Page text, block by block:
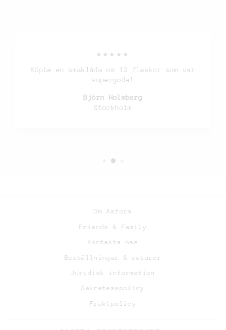
★★★★★
Köpte en smaklåda om 12 flaskor som var
supergoda!
Björn Holmberg
Stockholm
Om Amfora
Friends & Family
Kontakta oss
Beställningar & returer
Juridisk information
Sekretesspolicy
Fraktpolicy